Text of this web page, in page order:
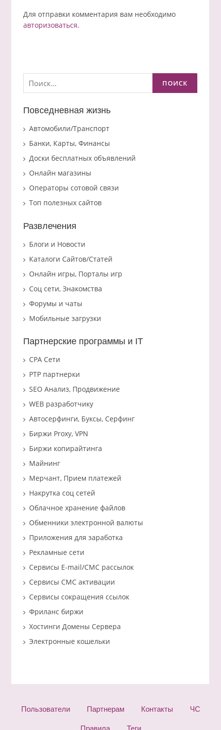
Для отправки комментария вам необходимо
авторизоваться.
Найти:
Повседневная жизнь
Автомобили/Транспорт
Банки, Карты, Финансы
Доски бесплатных объявлений
Онлайн магазины
Операторы сотовой связи
Топ полезных сайтов
Развлечения
Блоги и Новости
Каталоги Сайтов/Статей
Онлайн игры, Порталы игр
Соц сети, Знакомства
Форумы и чаты
Мобильные загрузки
Партнерские программы и IT
CPA Сети
PTP партнерки
SEO Анализ, Продвижение
WEB разработчику
Автосерфинги, Буксы, Серфинг
Биржи Proxy, VPN
Биржи копирайтинга
Майнинг
Мерчант, Прием платежей
Накрутка соц сетей
Облачное хранение файлов
Обменники электронной валюты
Приложения для заработка
Рекламные сети
Сервисы E-mail/СМС рассылок
Сервисы СМС активации
Сервисы сокращения ссылок
Фриланс биржи
Хостинги Домены Сервера
Электронные кошельки
Пользователи Партнерам Контакты ЧС
Правила Теги